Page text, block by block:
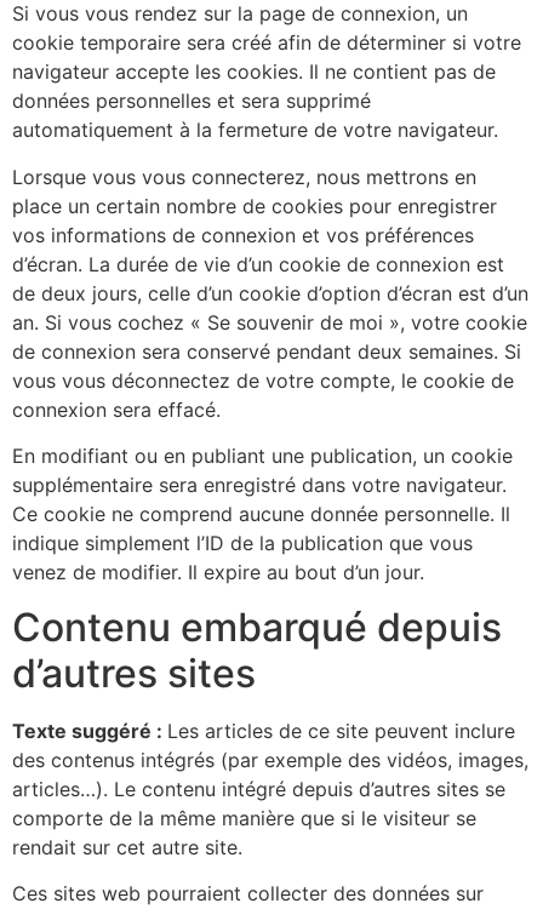
Si vous vous rendez sur la page de connexion, un
cookie temporaire sera créé afin de déterminer si votre
navigateur accepte les cookies. Il ne contient pas de
données personnelles et sera supprimé
automatiquement à la fermeture de votre navigateur.
Lorsque vous vous connecterez, nous mettrons en
place un certain nombre de cookies pour enregistrer
vos informations de connexion et vos préférences
d’écran. La durée de vie d’un cookie de connexion est
de deux jours, celle d’un cookie d’option d’écran est d’un
an. Si vous cochez « Se souvenir de moi », votre cookie
de connexion sera conservé pendant deux semaines. Si
vous vous déconnectez de votre compte, le cookie de
connexion sera effacé.
En modifiant ou en publiant une publication, un cookie
supplémentaire sera enregistré dans votre navigateur.
Ce cookie ne comprend aucune donnée personnelle. Il
indique simplement l’ID de la publication que vous
venez de modifier. Il expire au bout d’un jour.
Contenu embarqué depuis
d’autres sites
Texte suggéré : Les articles de ce site peuvent inclure
des contenus intégrés (par exemple des vidéos, images,
articles…). Le contenu intégré depuis d’autres sites se
comporte de la même manière que si le visiteur se
rendait sur cet autre site.
Ces sites web pourraient collecter des données sur